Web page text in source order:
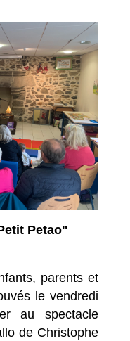
Petao"
parents et
le vendredi
au spectacle
de Christophe